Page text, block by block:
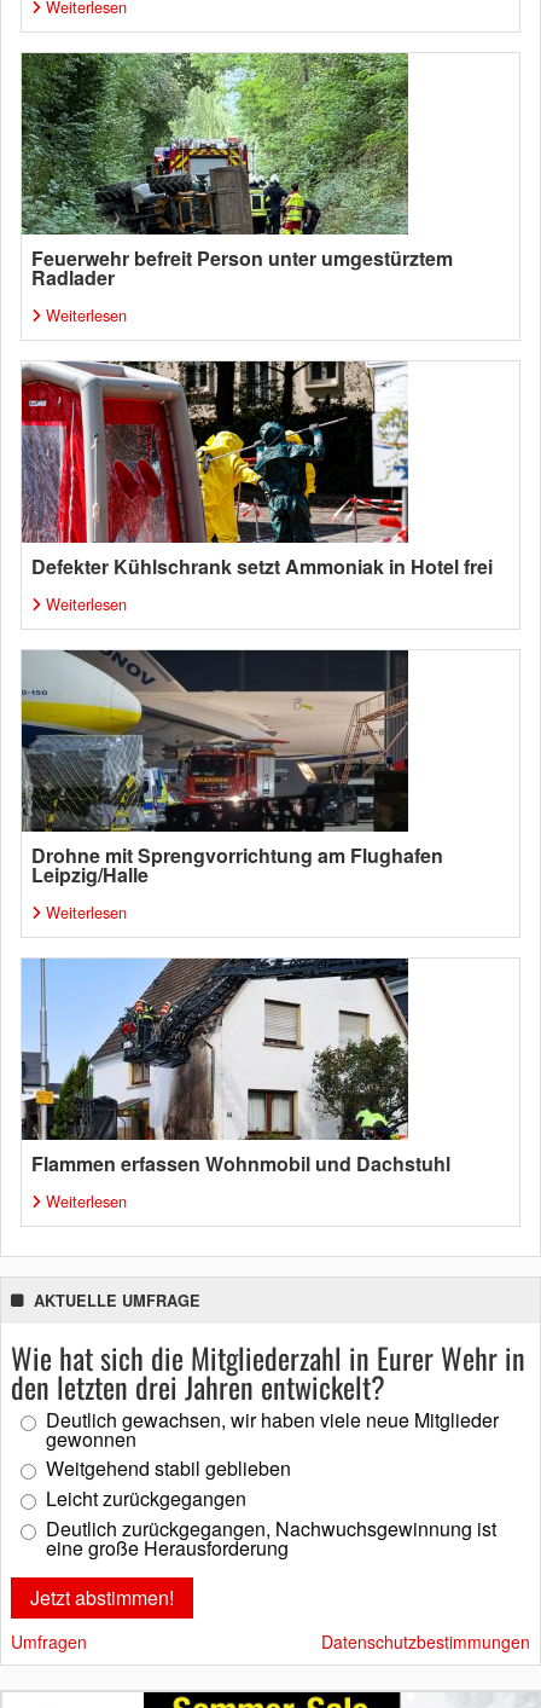
Weiterlesen
Feuerwehr befreit Person unter umgestürztem
Radlader
Weiterlesen
Defekter Kühlschrank setzt Ammoniak in Hotel frei
Weiterlesen
Drohne mit Sprengvorrichtung am Flughafen
Leipzig/Halle
Weiterlesen
Flammen erfassen Wohnmobil und Dachstuhl
Weiterlesen
AKTUELLE UMFRAGE
Wie hat sich die Mitgliederzahl in Eurer Wehr in
den letzten drei Jahren entwickelt?
Deutlich gewachsen, wir haben viele neue Mitglieder
gewonnen
Weitgehend stabil geblieben
Leicht zurückgegangen
Deutlich zurückgegangen, Nachwuchsgewinnung ist
eine große Herausforderung
Umfragen Datenschutzbestimmungen